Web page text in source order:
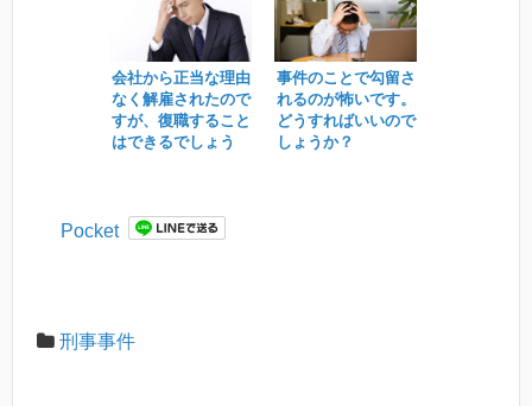
会社から正当な理由
なく解雇されたので
すが、復職すること
はできるでしょう
事件のことで勾留さ
れるのが怖いです。
どうすればいいので
しょうか？
Pocket
刑事事件